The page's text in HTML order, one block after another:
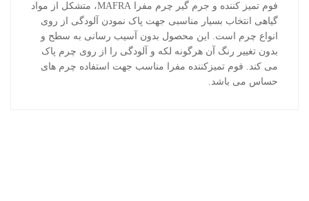
فوم تمیز کننده و جرم گیر چرم مفرا MAFRA، متشکل از ﻣﻮاد
گیاهی انتخاب بسیار مناسبی جهت پاک ﻧﻤﻮدن آﻟﻮدﮔﯽ از روی
اﻧﻮاع ﭼﺮم است. این محصول ﺑﺪون آﺳﯿﺐ رﺳﺎﻧﯽ به سطح و
بدون تغییر رنگ آن هرگونه لکه و آلودگی را از روی چرم پاک
می کند. فوم تمیزکننده مفرا مناسب جهت استفاده چرم های
حساس می باشد.